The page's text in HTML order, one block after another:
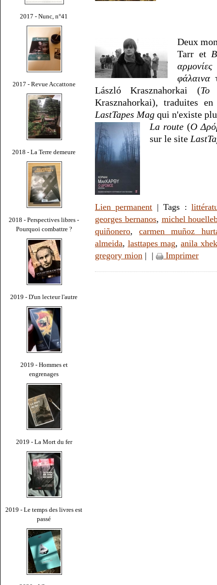
2017 - Nunc, n°41
2017 - Revue Accattone
2018 - La Terre demeure
2018 - Perspectives libres -
Pourquoi combattre ?
2019 - D'un lecteur l'autre
2019 - Hommes et
engrenages
2019 - La Mort du fer
2019 - Le temps des livres est
passé
Deux
Tarr et
φάλαινα
László Krasznahorkai (Το
Krasznahorkai), traduites
LastTapes Mag qui n'existe
La route(Ο
sur le site
Lien permanent | Tags :
georges bernanos, michel
quiñonero,carmen muñoz
almeida, lasttapes mag, anila
gregory mion | | Imprimer